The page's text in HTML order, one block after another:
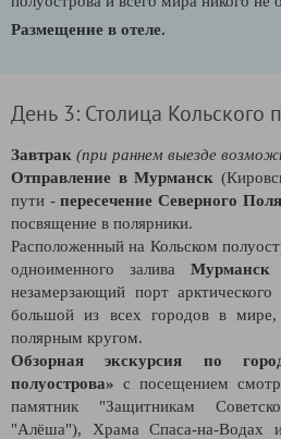
Размещение в отеле.
День 3: Столица Кольского
Завтрак (при раннем выезде
Отправление в Мурманск
пути -пересечение Северного
посвящение в полярники.
Расположенный на Кольском
одноименного залива Мурманск
незамерзающий порт
большой из всех городов в
полярным кругом.
Обзорная экскурсия по
полуострова» с посещением
памятник "Защитникам
"Алёша"), Храма Спаса-на-Водах